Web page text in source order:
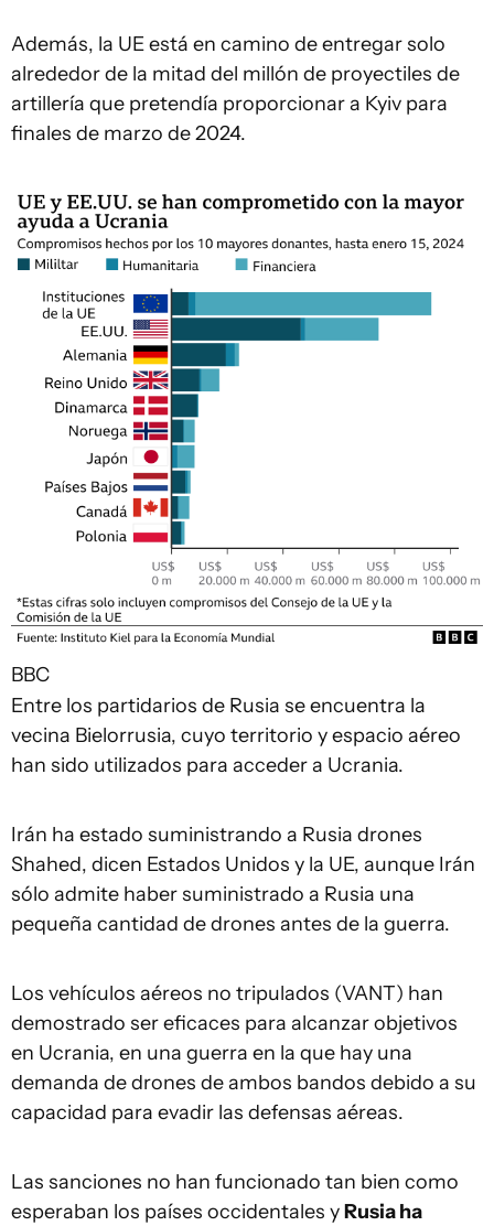
Además, la UE está en camino de entregar solo
alrededor de la mitad del millón de proyectiles de
artillería que pretendía proporcionar a Kyiv para
finales de marzo de 2024.
BBC
Entre los partidarios de Rusia se encuentra la
vecina Bielorrusia, cuyo territorio y espacio aéreo
han sido utilizados para acceder a Ucrania.
Irán ha estado suministrando a Rusia drones
Shahed, dicen Estados Unidos y la UE, aunque Irán
sólo admite haber suministrado a Rusia una
pequeña cantidad de drones antes de la guerra.
Los vehículos aéreos no tripulados (VANT) han
demostrado ser eficaces para alcanzar objetivos
en Ucrania, en una guerra en la que hay una
demanda de drones de ambos bandos debido a su
capacidad para evadir las defensas aéreas.
Las sanciones no han funcionado tan bien como
esperaban los países occidentales yRusia ha